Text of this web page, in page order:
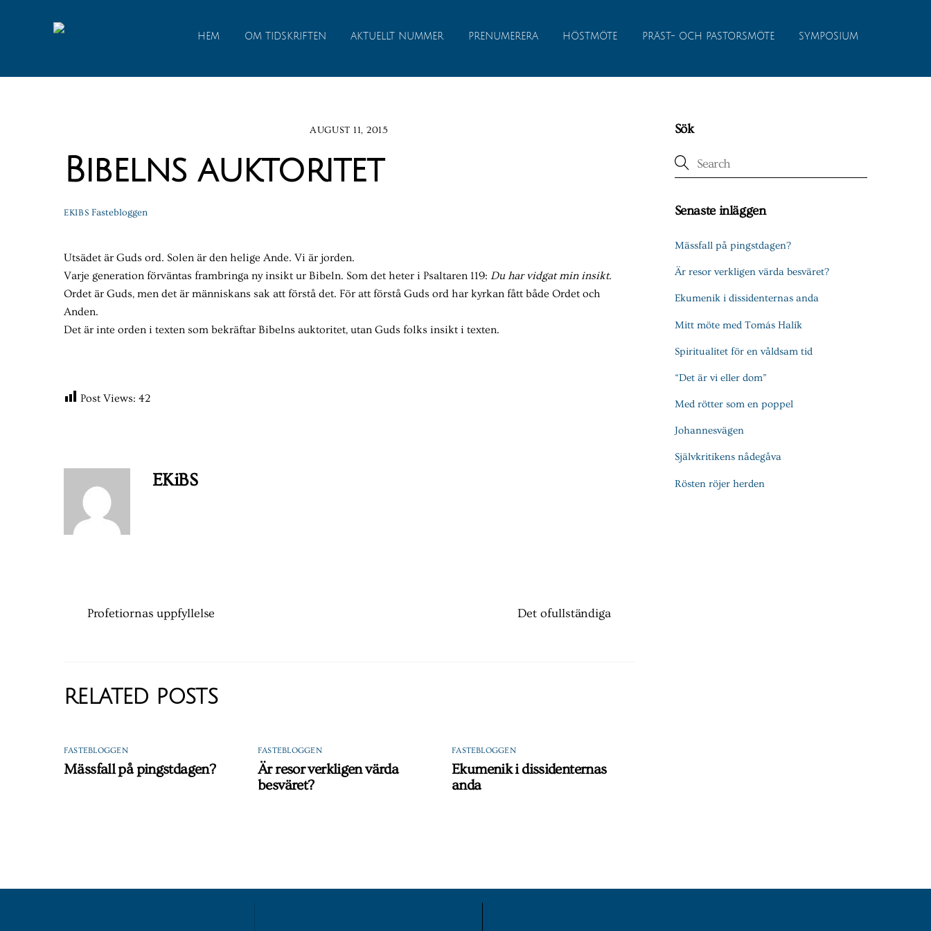
HEM OM TIDSKRIFTEN AKTUELLT NUMMER PRENUMERERA HÖSTMÖTE PRÄST- OCH PASTORSMÖTE SYMPOSIUM
AUGUST 11, 2015
Bibelns auktoritet
EKIBS Fastebloggen
Utsädet är Guds ord. Solen är den helige Ande. Vi är jorden.
Varje generation förväntas frambringa ny insikt ur Bibeln. Som det heter i Psaltaren 119: Du har vidgat min insikt.
Ordet är Guds, men det är människans sak att förstå det. För att förstå Guds ord har kyrkan fått både Ordet och
Anden.
Det är inte orden i texten som bekräftar Bibelns auktoritet, utan Guds folks insikt i texten.
Post Views: 42
EKiBS
Profetiornas uppfyllelse Det ofullständiga
RELATED POSTS
FASTEBLOGGEN
Mässfall på pingstdagen?
FASTEBLOGGEN
Är resor verkligen värda
besväret?
FASTEBLOGGEN
Ekumenik i dissidenternas
anda
Sök
Senaste inläggen
Mässfall på pingstdagen?
Är resor verkligen värda besväret?
Ekumenik i dissidenternas anda
Mitt möte med Tomás Halík
Spiritualitet för en våldsam tid
“Det är vi eller dom”
Med rötter som en poppel
Johannesvägen
Självkritikens nådegåva
Rösten röjer herden